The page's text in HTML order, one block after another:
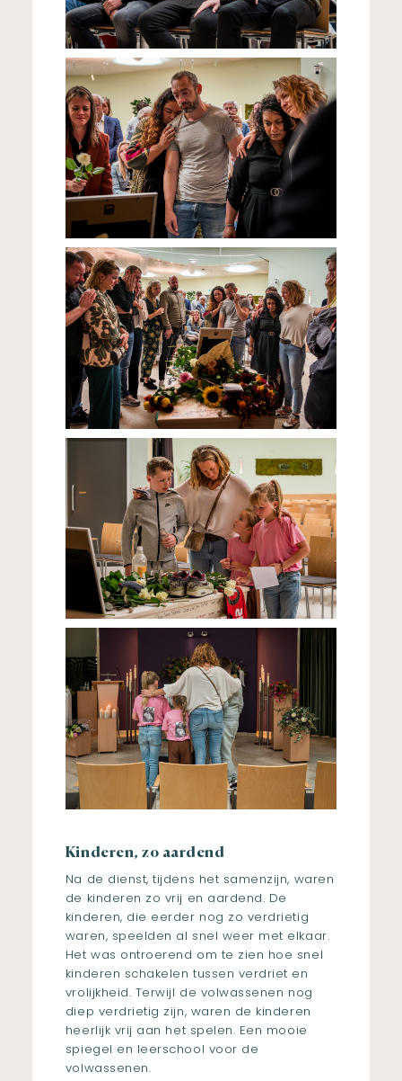
Kinderen, zo aardend
Na de dienst, tijdens het samenzijn, waren
de kinderen zo vrij en aardend. De
kinderen, die eerder nog zo verdrietig
waren, speelden al snel weer met elkaar.
Het was ontroerend om te zien hoe snel
kinderen schakelen tussen verdriet en
vrolijkheid. Terwijl de volwassenen nog
diep verdrietig zijn, waren de kinderen
heerlijk vrij aan het spelen. Een mooie
spiegel en leerschool voor de
volwassenen.